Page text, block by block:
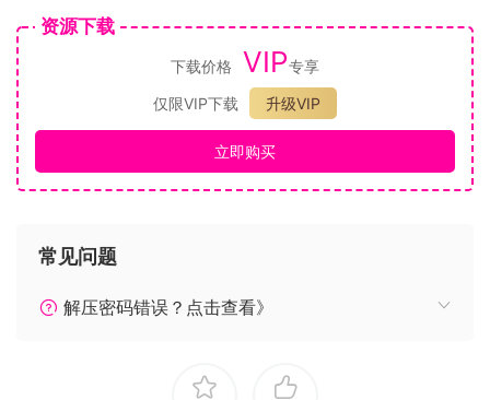
操作系统: Windows 10
处理器: Intel Core i5-6600K or AMD Ryzen 3 1200
内存: 8 GB RAM
显卡: GeForce GTX 750 Ti or Radeon R7 265
DirectX 版本: 11
存储空间: 需要 10 GB 可用空间
资源下载
下载价格 VIP专享
仅限VIP下载
升级VIP
立即购买
常见问题
解压密码错误？点击查看》